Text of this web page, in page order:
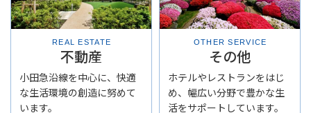
REAL ESTATE
不動産
小田急沿線を中心に、快適
な生活環境の創造に努めて
います。
OTHER SERVICE
その他
ホテルやレストランをはじ
め、幅広い分野で豊かな生
活をサポートしています。